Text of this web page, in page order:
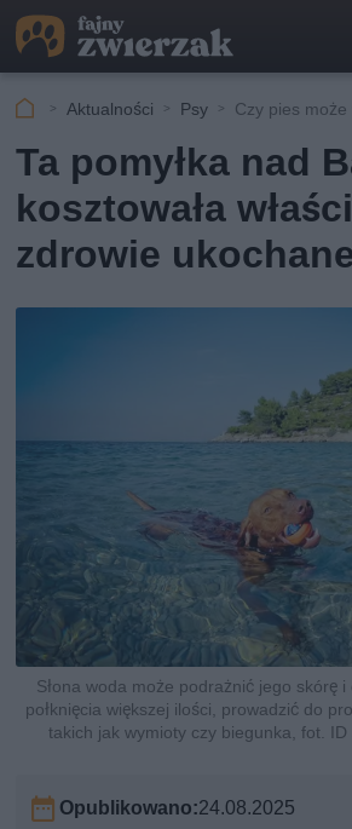
Aktualności Psy Czy pies
Ta pomyłka nad
kosztowała
zdrowie
Słona woda może podrażnić jego skórę
połknięcia większej ilości, prowadzić do
takich jak wymioty czy biegunka, fot.
Opublikowano:24.08.2025